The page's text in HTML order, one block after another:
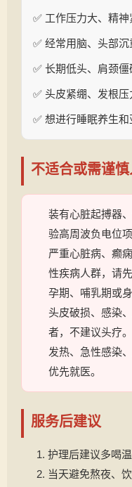
✅ 工作压力大、精
✅ 经常用脑、头部
✅ 长期低头、肩颈
✅ 头皮紧绷、发根
✅ 想进行睡眠养生
不适合或需谨
装有心脏起搏器
验高周波负电位项
严重心脏病、癫
性疾病人群，请先
孕期、哺乳期或
头皮破损、感染
者，不建议头疗。
发热、急性感染
优先就医。
服务后建议
护理后建议多喝
当天避免熬夜、